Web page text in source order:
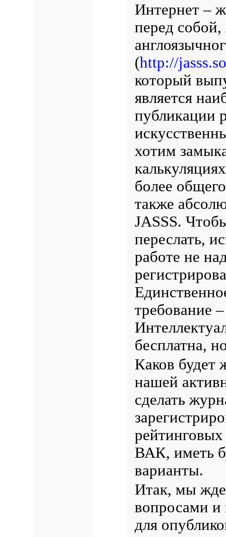
Интернет –
перед собой,
(http://
который
является
публикации
хотим
более
также
JASSS.
переслать,
работе не
требование
бесплатна,
Каков будет
нашей
сделать
ВАК, иметь
варианты.
Итак, мы
вопросами и
для